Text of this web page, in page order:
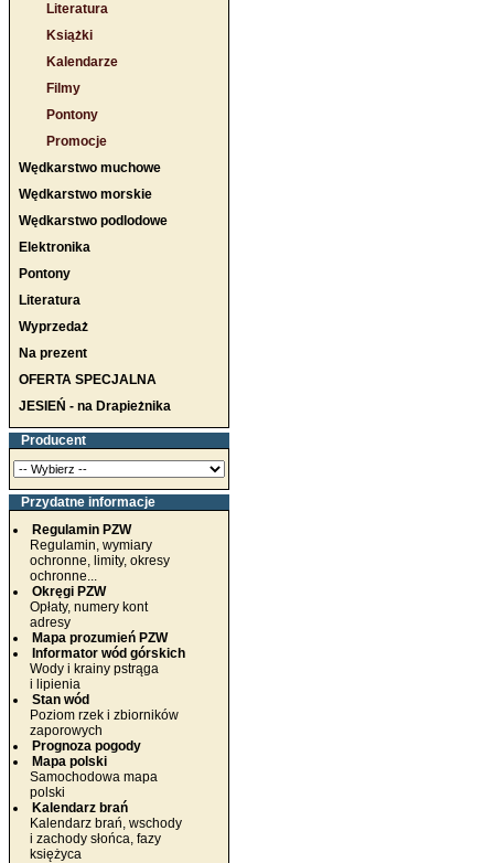
Literatura
Książki
Kalendarze
Filmy
Pontony
Promocje
Wędkarstwo muchowe
Wędkarstwo morskie
Wędkarstwo podlodowe
Elektronika
Pontony
Literatura
Wyprzedaż
Na prezent
OFERTA SPECJALNA
JESIEŃ - na Drapieżnika
Producent
Przydatne informacje
Regulamin PZW
Regulamin, wymiary
ochronne, limity, okresy
ochronne...
Okręgi PZW
Opłaty, numery kont
adresy
Mapa prozumień PZW
Informator wód górskich
Wody i krainy pstrąga
i lipienia
Stan wód
Poziom rzek i zbiorników
zaporowych
Prognoza pogody
Mapa polski
Samochodowa mapa
polski
Kalendarz brań
Kalendarz brań, wschody
i zachody słońca, fazy
księżyca